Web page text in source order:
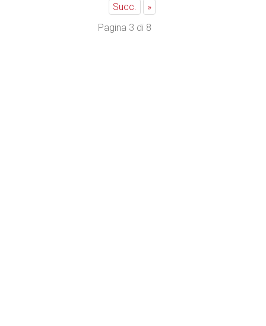
Succ.
»
Pagina 3 di 8